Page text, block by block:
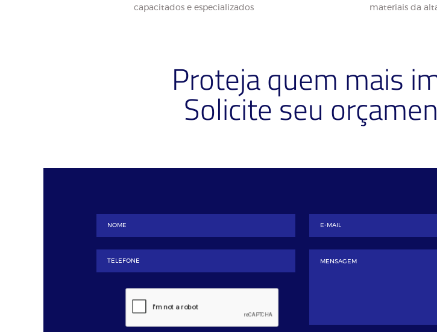
capacitados e especializados
materiais da
Proteja quem mais
Solicite seu